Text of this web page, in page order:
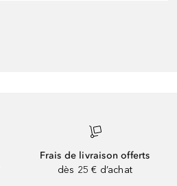
Frais de livraison offerts
dès 25 € d’achat